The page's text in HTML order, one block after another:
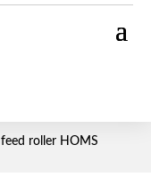
roller HOMS